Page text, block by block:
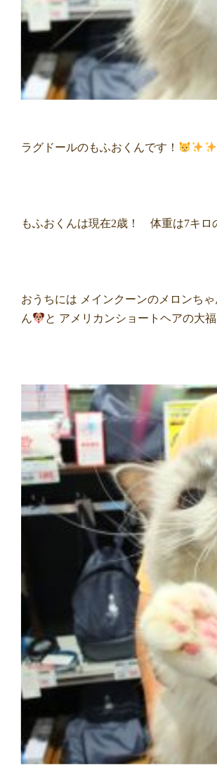
ラグドールのもふおくんです！
もふおくんは現在2歳！ 体重は7キロ
おうちには メインクーンのメロンち
ん と アメリカンショートヘアの大